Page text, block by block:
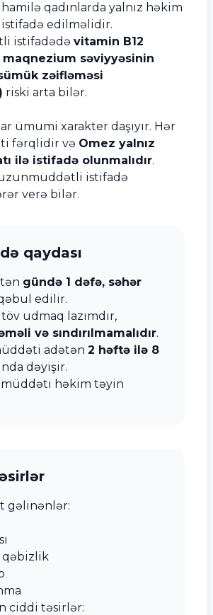
qadınlarda yalnız həkim
edilməlidir.
istifadədə vitamin B12
maqnezium səviyyəsinin
zəifləməsi
riski arta bilər.
ümumi xarakter daşıyır. Hər
fərqlidir və Omez yalnız
ilə istifadə olunmalıdır.
uzunmüddətli istifadə
verə bilər.
qaydası
gündə 1 dəfə, səhər
edilir.
udmaq lazımdır,
və sındırılmamalıdır.
adətən 2 həftə ilə 8
dəyişir.
müddəti həkim təyin
gəlinənlər:
qəbizlik
ciddi təsirlər: